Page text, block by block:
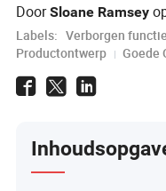
DoorSloane Ramsey
Labels: Verborgen
Productontwerp
Goede